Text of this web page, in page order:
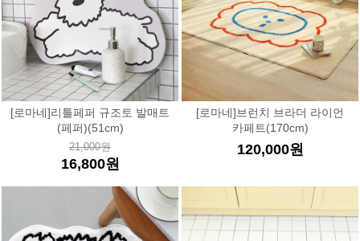
[로마네]리틀페퍼 규조토 발매트
(페퍼)(51cm)
21,000원
16,800원
[로마네]브런치 브라더 라이언
카페트(170cm)
120,000원